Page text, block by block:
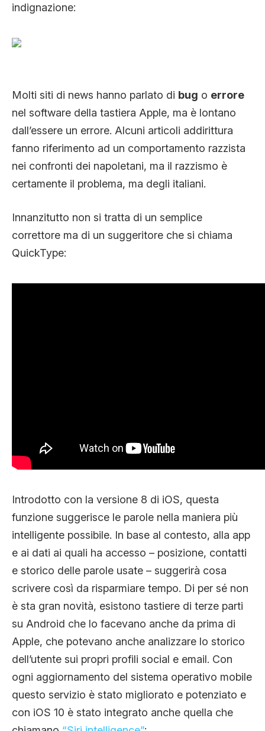
indignazione:
Molti siti di news hanno parlato di bug o errore
nel software della tastiera Apple, ma è lontano
dall’essere un errore. Alcuni articoli addirittura
fanno riferimento ad un comportamento razzista
nei confronti dei napoletani, ma il razzismo è
certamente il problema, ma degli italiani.
Innanzitutto non si tratta di un semplice
correttore ma di un suggeritore che si chiama
QuickType:
Introdotto con la versione 8 di iOS, questa
funzione suggerisce le parole nella maniera più
intelligente possibile. In base al contesto, alla app
e ai dati ai quali ha accesso – posizione, contatti
e storico delle parole usate – suggerirà cosa
scrivere così da risparmiare tempo. Di per sé non
è sta gran novità, esistono tastiere di terze parti
su Android che lo facevano anche da prima di
Apple, che potevano anche analizzare lo storico
dell’utente sui propri profili social e email. Con
ogni aggiornamento del sistema operativo mobile
questo servizio è stato migliorato e potenziato e
con iOS 10 è stato integrato anche quella che